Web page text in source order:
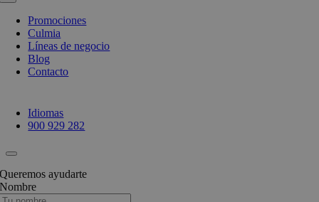
Promociones
Culmia
Líneas de negocio
Blog
Contacto
Idiomas
900 929 282
Queremos ayudarte
Nombre